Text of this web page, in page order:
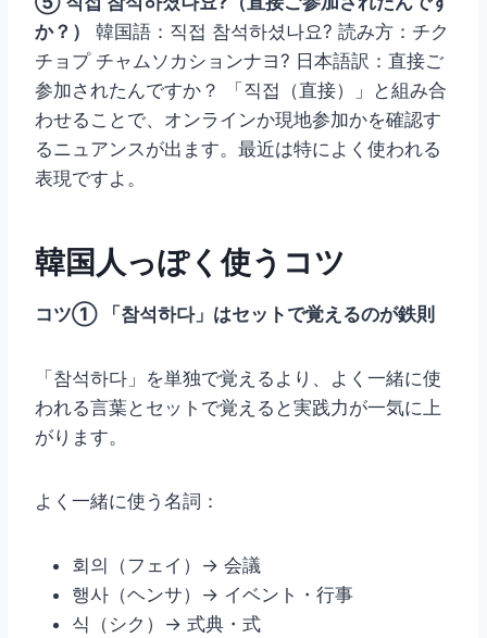
か？）
韓国語：직접 참석하셨나요? 読み方：チク
チョプ チャムソカションナヨ? 日本語訳：直接ご
参加されたんですか？ 「직접（直接）」と組み合
わせることで、オンラインか現地参加かを確認す
るニュアンスが出ます。最近は特によく使われる
表現ですよ。
韓国人っぽく使うコツ
コツ① 「참석하다」はセットで覚えるのが鉄則
「참석하다」を単独で覚えるより、よく一緒に使
われる言葉とセットで覚えると実践力が一気に上
がります。
よく一緒に使う名詞：
회의（フェイ）→ 会議
행사（ヘンサ）→ イベント・行事
식（シク）→ 式典・式